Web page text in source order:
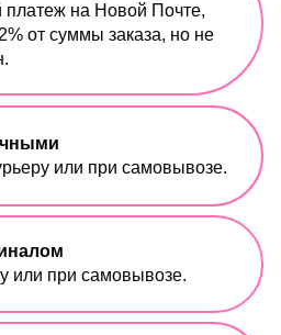
на Новой Почте,
от суммы заказа, но не
или при самовывозе.
или при самовывозе.